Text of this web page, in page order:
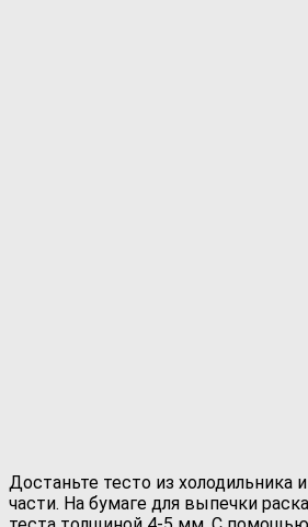
Достаньте тесто из холодильника
части. На бумаге для выпечки